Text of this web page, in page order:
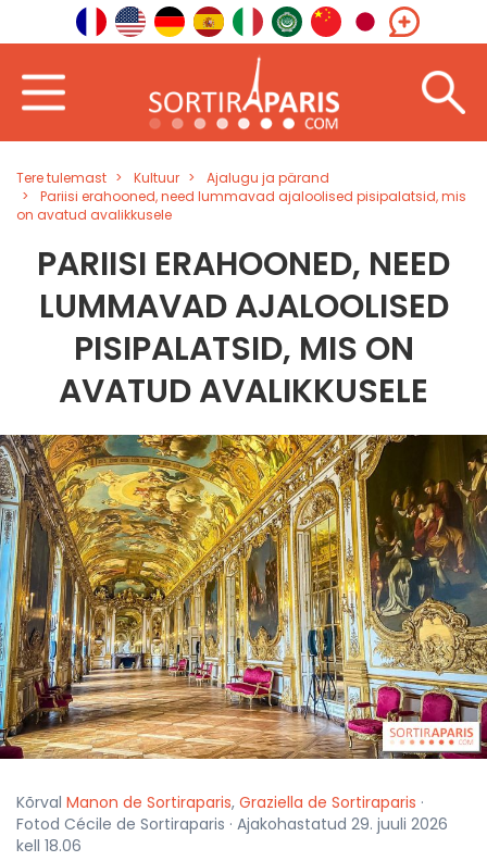
Tere tulemast Kultuur
Ajalugu ja pärand
Pariisi erahooned, need lummavad ajaloolised pisipalatsid, mis
on avatud avalikkusele
PARIISI ERAHOONED, NEED
LUMMAVAD AJALOOLISED
PISIPALATSID, MIS ON
AVATUD AVALIKKUSELE
Kõrval Manon de Sortiraparis, Graziella de Sortiraparis ·
Fotod Cécile de Sortiraparis · Ajakohastatud 29. juuli 2026
kell 18.06